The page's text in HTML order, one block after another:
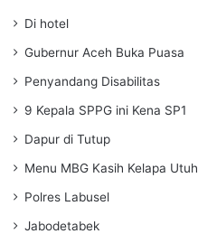
Di hotel
Gubernur Aceh Buka Puasa
Penyandang Disabilitas
9 Kepala SPPG ini Kena SP1
Dapur di Tutup
Menu MBG Kasih Kelapa Utuh
Polres Labusel
Jabodetabek